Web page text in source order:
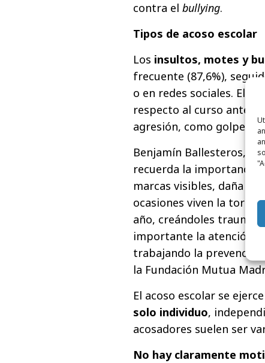
contra el bullying.
Tipos de acoso escolar
Los insultos, motes y
frecuente (87,6%),
o en redes sociales. El
respecto al curso
agresión, como golpes o
Benjamín Ballesteros,
recuerda la importancia
marcas visibles, daña
ocasiones viven la
año, creándoles traumas
importante la atención
trabajando la prevención
la Fundación Mutua
El acoso escolar se
solo individuo,
acosadores suelen ser
No hay claramente